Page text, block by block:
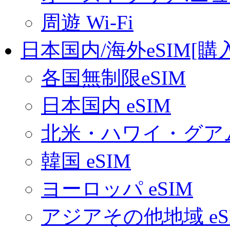
周遊 Wi-Fi
日本国内/海外eSIM[購
各国無制限eSIM
日本国内 eSIM
北米・ハワイ・グア
韓国 eSIM
ヨーロッパ eSIM
アジアその他地域